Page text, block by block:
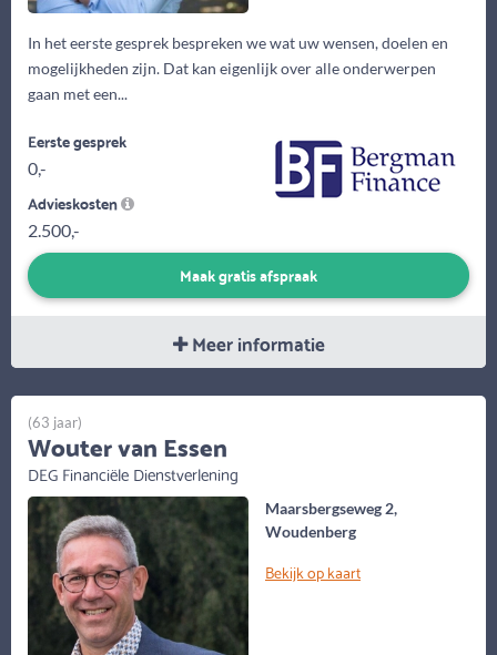
In het eerste gesprek bespreken we wat uw wensen, doelen en
mogelijkheden zijn. Dat kan eigenlijk over alle onderwerpen
gaan met een...
Eerste gesprek
0,-
Advieskosten
2.500,-
Maak gratis afspraak
Meer informatie
Maarsbergseweg 2,
Woudenberg
Bekijk op kaart
(63 jaar)
Wouter van Essen
DEG Financiële Dienstverlening